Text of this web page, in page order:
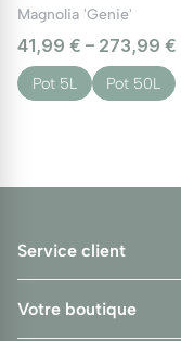
Magnolia 'Genie'
41,99 € – 273,99 €
Pot 5L Pot 50L
Service client
Votre boutique